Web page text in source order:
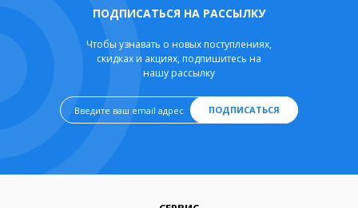
ПОДПИСАТЬСЯ НА РАССЫЛКУ
Чтобы узнавать о новых поступлениях,
скидках и акциях, подпишитесь на
нашу рассылку
ПОДПИСАТЬСЯ